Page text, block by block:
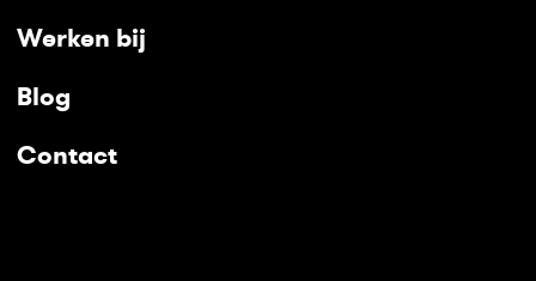
Werken bij
Blog
Contact